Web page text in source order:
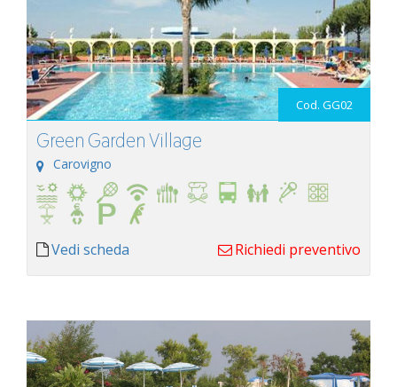
Cod. GG02
Green Garden Village
Carovigno
Vedi scheda Richiedi preventivo